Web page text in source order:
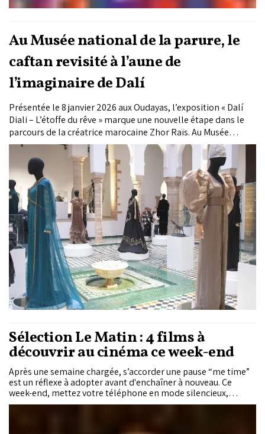
Au Musée national de la parure, le
caftan revisité à l’aune de
l’imaginaire de Dalí
Présentée le 8 janvier 2026 aux Oudayas, l’exposition « Dalí
Diali – L’étoffe du rêve » marque une nouvelle étape dans le
parcours de la créatrice marocaine Zhor Raïs. Au Musée
national de la parure de Rabat, elle dévoile une collection de
caftans inspirée de l’univers de Salvador Dalí, où le vêtement
devient un espace d’expression artistique.
Sélection Le Matin : 4 films à
découvrir au cinéma ce week-end
Après une semaine chargée, s’accorder une pause “me time”
est un réflexe à adopter avant d'enchaîner à nouveau. Ce
week-end, mettez votre téléphone en mode silencieux,
prévoyez le pop-corn, puis laissez-vous tenter par notre